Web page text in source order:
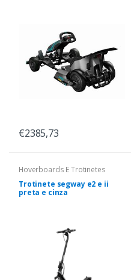
€2385,73
Hoverboards E Trotinetes
Trotinete segway e2 e ii
preta e cinza